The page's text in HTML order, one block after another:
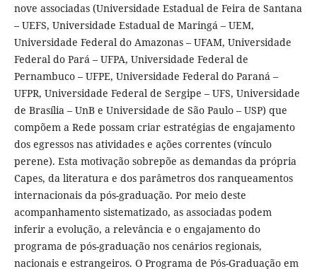
nove associadas (Universidade Estadual de Feira de Santana
– UEFS, Universidade Estadual de Maringá – UEM,
Universidade Federal do Amazonas – UFAM, Universidade
Federal do Pará – UFPA, Universidade Federal de
Pernambuco – UFPE, Universidade Federal do Paraná –
UFPR, Universidade Federal de Sergipe – UFS, Universidade
de Brasília – UnB e Universidade de São Paulo – USP) que
compõem a Rede possam criar estratégias de engajamento
dos egressos nas atividades e ações correntes (vínculo
perene). Esta motivação sobrepõe as demandas da própria
Capes, da literatura e dos parâmetros dos ranqueamentos
internacionais da pós-graduação. Por meio deste
acompanhamento sistematizado, as associadas podem
inferir a evolução, a relevância e o engajamento do
programa de pós-graduação nos cenários regionais,
nacionais e estrangeiros. O Programa de Pós-Graduação em